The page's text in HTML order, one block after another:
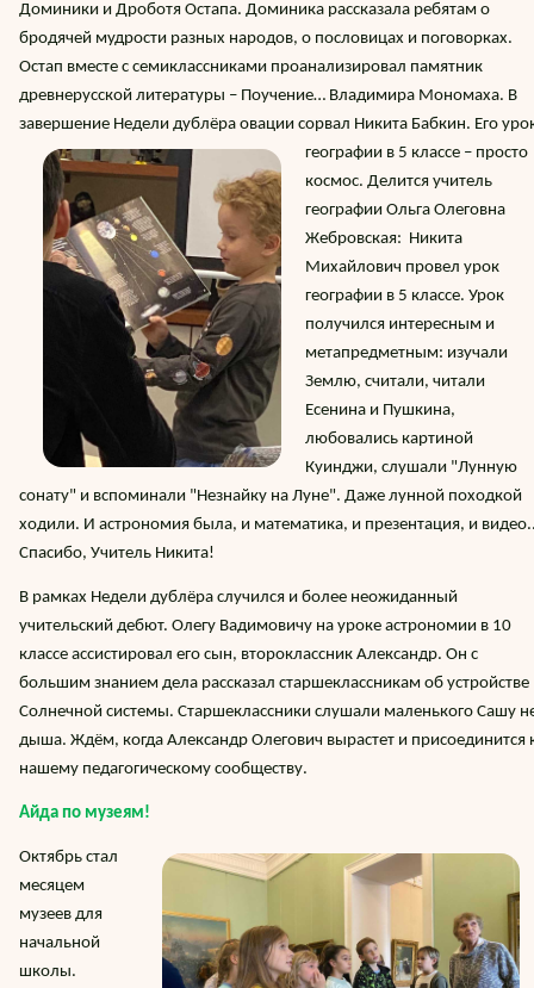
Доминики и Дроботя Остапа. Доминика рассказала ребятам о
бродячей мудрости разных народов, о пословицах и поговорках.
Остап вместе с семиклассниками проанализировал памятник
древнерусской литературы – Поучение… Владимира Мономаха. В
завершение Недели дублёра овации сорвал Никита Бабкин. Его
географии в 5 классе – просто
космос. Делится учитель
географии Ольга Олеговна
Жебровская: Никита
Михайлович провел урок
географии в 5 классе. Урок
получился интересным и
метапредметным: изучали
Землю, считали, читали
Есенина и Пушкина,
любовались картиной
Куинджи, слушали "Лунную
сонату" и вспоминали "Незнайку на Луне". Даже лунной походкой
ходили. И астрономия была, и математика, и презентация, и
Спасибо, Учитель Никита!
В рамках Недели дублёра случился и более неожиданный
учительский дебют. Олегу Вадимовичу на уроке астрономии в 10
классе ассистировал его сын, второклассник Александр. Он с
большим знанием дела рассказал старшеклассникам об устройстве
Солнечной системы. Старшеклассники слушали маленького Сашу
дыша. Ждём, когда Александр Олегович вырастет и присоединится
нашему педагогическому сообществу.
Айда по музеям!
Октябрь стал
месяцем
музеев для
начальной
школы.